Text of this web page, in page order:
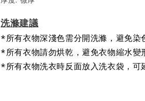
洗滌建議
*所有衣物深淺色需分開洗滌，避免染
*所有衣物請勿烘乾，避免衣物縮水變
*所有衣物洗衣時反面放入洗衣袋，可